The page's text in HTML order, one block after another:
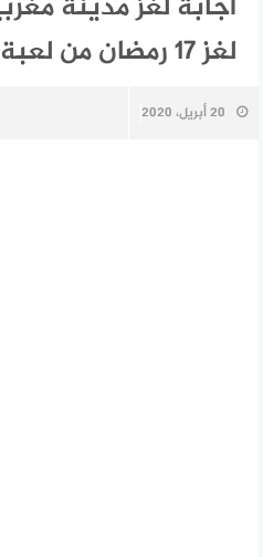
لغز 17 رمضان من لعبة رشفة رمضانية
20 أبريل، 2020